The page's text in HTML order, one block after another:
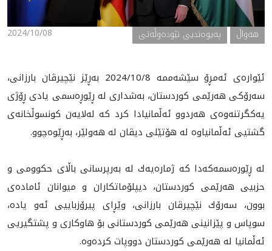
2024/10/08 هه‌واڵ په‌یوه‌ندیی نێوده‌وڵه‌تی
ئێواره‌ى ئه‌مڕۆ سێشه‌ممه‌ 2024/10/8 به‌ڕێز نێچيرڤان بارزانى،
سه‌رۆكى هه‌رێمى كوردستان، به‌شدارى له‌ ڕێوڕه‌سمى يادى ڕۆژى
يه‌كگرتنه‌وه‌ى هه‌ردوو ئه‌ڵمانيادا كرد كه‌ له‌لايه‌ن كونسوڵخانه‌ى
گشتيى ئه‌ڵمانياوه‌ له‌ هۆتێلى ديڤان له‌ هه‌ولێر، به‌ڕێوه‌چوو.
له‌ ڕێوره‌سمه‌كه‌دا كه‌ ژماره‌يه‌ك له‌ به‌رپرسانى باڵاى حکوومی و
حزبیی هه‌رێمى كوردستان، ديپلۆماتكاران و ميوانان ئاماده‌ى
بوون، سه‌رۆك نێچيرڤان بارزانى، وێڕاى پيرۆزباييى ئه‌و ياده،
سوپاس و پێزانينى هه‌رێمى كوردستانى بۆ هاوكارى و پشتگيريى
ئه‌ڵمانيا له‌ هه‌رێمى كوردستان دووپات كرده‌وه‌.